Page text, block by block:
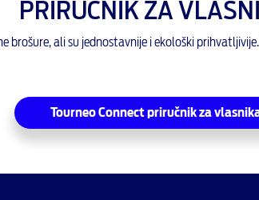
PRIRUČNIK ZA
brošure, ali su jednostavnije i ekološki
Tourneo Connect priručnik za